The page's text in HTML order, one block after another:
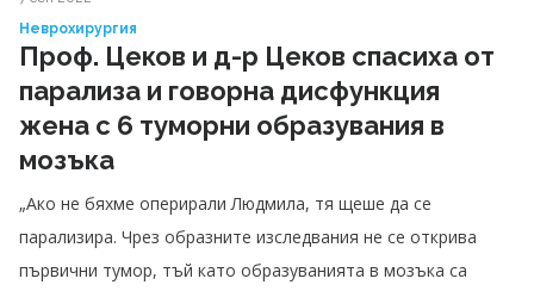
Неврохирургия
Проф. Цеков и д-р Цеков спасиха от
парализа и говорна дисфункция
жена с 6 туморни образувания в
мозъка
„Ако не бяхме оперирали Людмила, тя щеше да се
парализира. Чрез образните изследвания не се открива
първични тумор, тъй като образуванията в мозъка са